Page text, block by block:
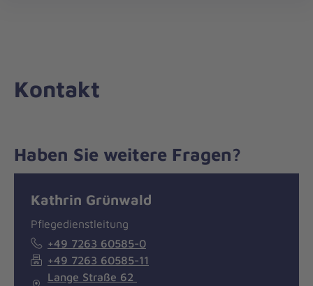
zum
Kontakt
Haben Sie weitere Fragen?
Kathrin Grünwald
Pflegedienstleitung
+49 7263 60585-0
+49 7263 60585-11
Lange Straße 62